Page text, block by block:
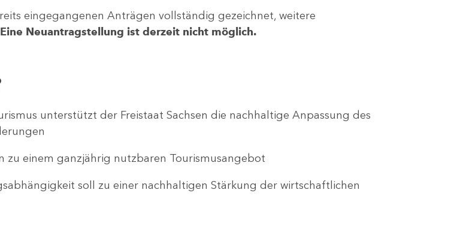
eingegangenen Anträgen vollständig gezeichnet, weitere
Eine Neuantragstellung ist derzeit nicht möglich.
unterstützt der Freistaat Sachsen die nachhaltige Anpassung des
zu einem ganzjährig nutzbaren Tourismusangebot
soll zu einer nachhaltigen Stärkung der wirtschaftlichen